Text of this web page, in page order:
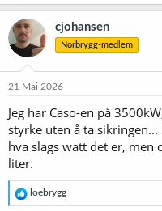
a
k
s
j
o
e
:
cjohansen
Norbrygg-medlem
21 Mai 2026
Jeg har Caso-en på
styrke uten å ta
hva slags watt det er, men
liter.
R
e
loebrygg